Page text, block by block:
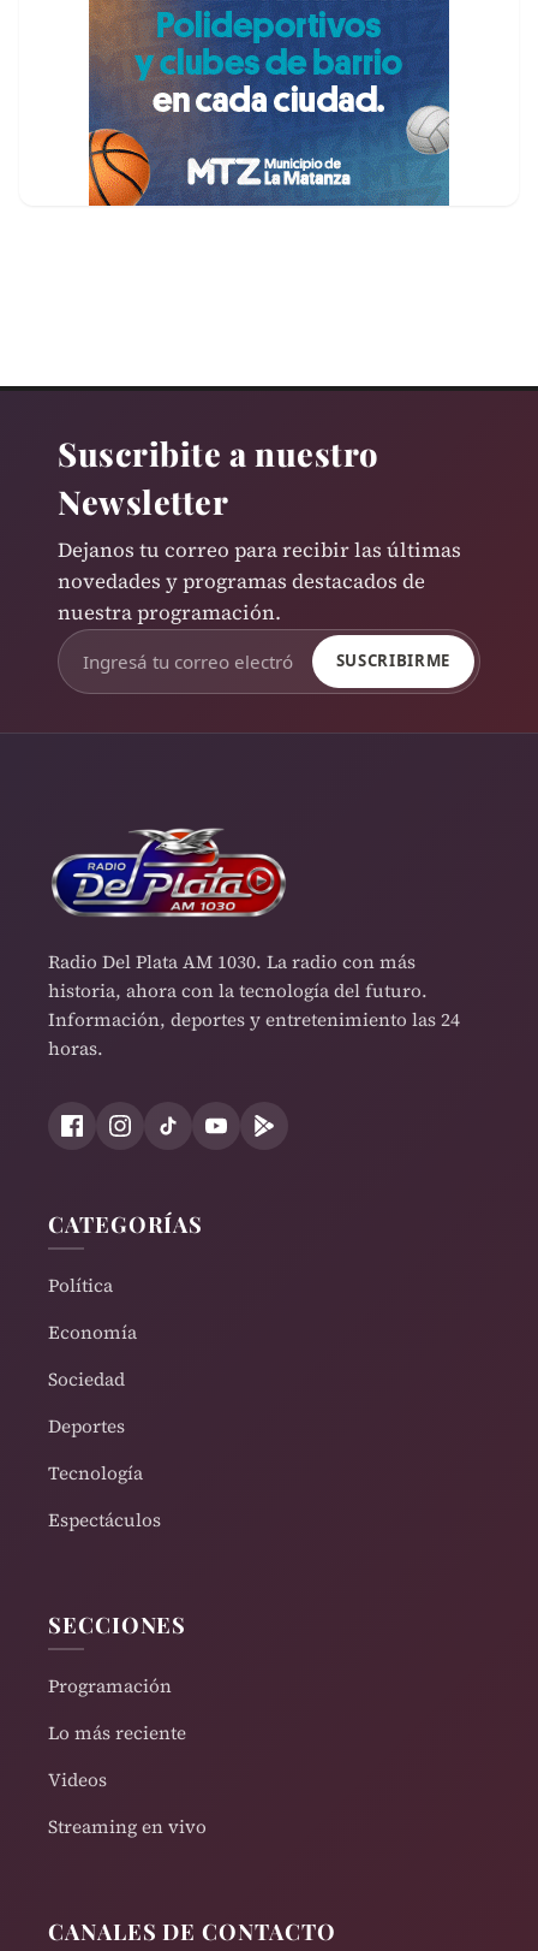
Suscribite a nuestro
Newsletter
Dejanos tu correo para recibir las últimas
novedades y programas destacados de
nuestra programación.
SUSCRIBIRME
Radio Del Plata AM 1030. La radio con más
historia, ahora con la tecnología del futuro.
Información, deportes y entretenimiento las 24
horas.
CATEGORÍAS
Política
Economía
Sociedad
Deportes
Tecnología
Espectáculos
SECCIONES
Programación
Lo más reciente
Videos
Streaming en vivo
CANALES DE CONTACTO